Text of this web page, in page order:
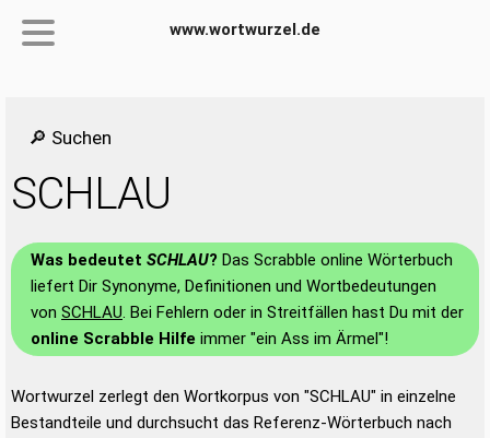
www.wortwurzel.de
🔎 Suchen
SCHLAU
Was bedeutet SCHLAU? Das Scrabble online Wörterbuch
liefert Dir Synonyme, Definitionen und Wortbedeutungen
von SCHLAU. Bei Fehlern oder in Streitfällen hast Du mit der
online Scrabble Hilfe immer "ein Ass im Ärmel"!
Wortwurzel zerlegt den Wortkorpus von "SCHLAU" in einzelne
Bestandteile und durchsucht das Referenz-Wörterbuch nach